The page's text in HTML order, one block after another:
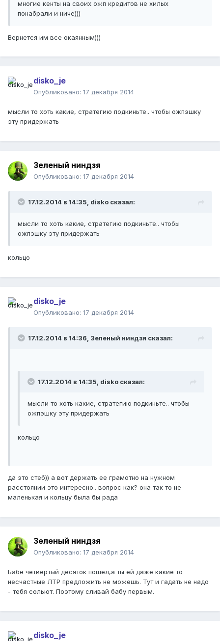
многие кенты на своих ожп кредитов не хилых
понабрали и ниче)))
Вернется им все окаянным)))
disko_je
Опубликовано: 17 декабря 2014
мысли то хоть какие, стратегию подкиньте.. чтобы ожпэшку
эту придержать
Зеленый ниндзя
Опубликовано: 17 декабря 2014
17.12.2014 в 14:35, disko сказал:
мысли то хоть какие, стратегию подкиньте.. чтобы
ожпэшку эту придержать
кольцо
disko_je
Опубликовано: 17 декабря 2014
17.12.2014 в 14:36, Зеленый ниндзя сказал:
17.12.2014 в 14:35, disko сказал:
мысли то хоть какие, стратегию подкиньте.. чтобы
ожпэшку эту придержать
кольцо
да это стеб)) а вот держать ее грамотно на нужном
расстоянии это интересно.. вопрос как? она так то не
маленькая и кольцу была бы рада
Зеленый ниндзя
Опубликовано: 17 декабря 2014
Бабе четвертый десяток пошел,а ты ей даже какие то
несчастные ЛТР предложить не можешь. Тут и гадать не надо
- тебя сольют. Поэтому сливай бабу первым.
disko_je